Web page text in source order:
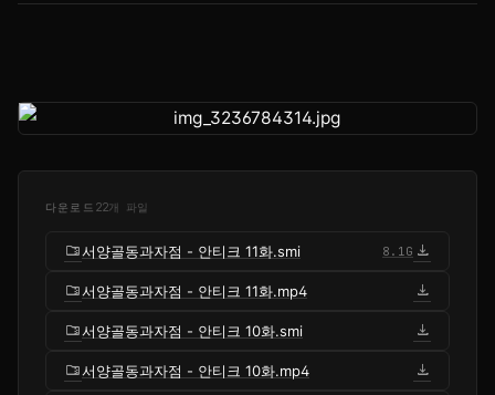
다운로드 22개 파일
folder_zip서양골동과자점 - 안티크 11화.smi 8.1G download
folder_zip서양골동과자점 - 안티크 11화.mp4
download
folder_zip서양골동과자점 - 안티크 10화.smi
download
folder_zip서양골동과자점 - 안티크 10화.mp4
download